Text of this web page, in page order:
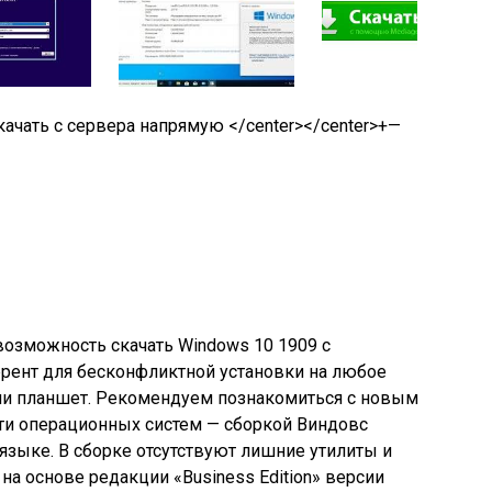
с сервера напрямую </center></center>+—
скачать Windows 10 1909 с
для бесконфликтной установки на любое
планшет. Рекомендуем познакомиться с новым
операционных систем — сборкой Виндовс
В сборке отсутствуют лишние утилиты и
основе редакции «Business Edition» версии